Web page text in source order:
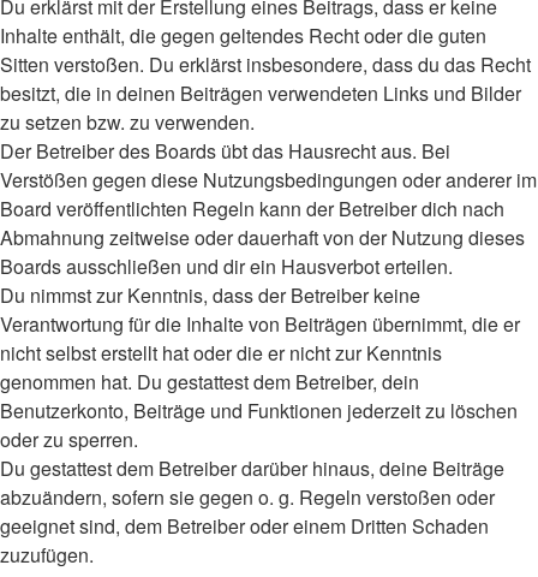
Du erklärst mit der Erstellung eines Beitrags, dass er keine
Inhalte enthält, die gegen geltendes Recht oder die guten
Sitten verstoßen. Du erklärst insbesondere, dass du das Recht
besitzt, die in deinen Beiträgen verwendeten Links und Bilder
zu setzen bzw. zu verwenden.
Der Betreiber des Boards übt das Hausrecht aus. Bei
Verstößen gegen diese Nutzungsbedingungen oder anderer im
Board veröffentlichten Regeln kann der Betreiber dich nach
Abmahnung zeitweise oder dauerhaft von der Nutzung dieses
Boards ausschließen und dir ein Hausverbot erteilen.
Du nimmst zur Kenntnis, dass der Betreiber keine
Verantwortung für die Inhalte von Beiträgen übernimmt, die er
nicht selbst erstellt hat oder die er nicht zur Kenntnis
genommen hat. Du gestattest dem Betreiber, dein
Benutzerkonto, Beiträge und Funktionen jederzeit zu löschen
oder zu sperren.
Du gestattest dem Betreiber darüber hinaus, deine Beiträge
abzuändern, sofern sie gegen o. g. Regeln verstoßen oder
geeignet sind, dem Betreiber oder einem Dritten Schaden
zuzufügen.